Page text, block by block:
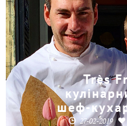
Très
шеф-
27-02-2019